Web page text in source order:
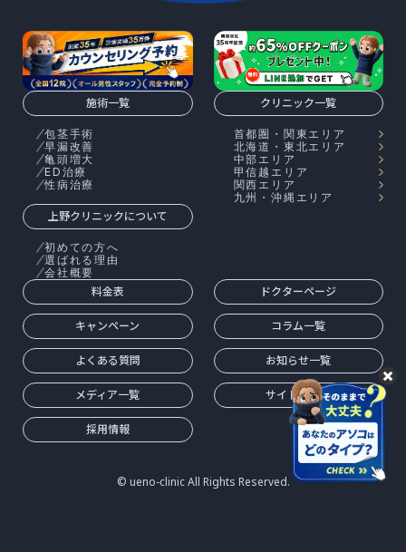
施術一覧
包茎手術
早漏改善
亀頭増大
ED治療
性病治療
クリニック一覧
首都圏・関東エリア
北海道・東北エリア
中部エリア
甲信越エリア
関西エリア
九州・沖縄エリア
上野クリニックについて
初めての方へ
選ばれる理由
会社概要
料金表 ドクターページ
キャンペーン コラム一覧
よくある質問 お知らせ一覧
メディア一覧 サイトマップ
採用情報
© ueno-clinic All Rights Reserved.